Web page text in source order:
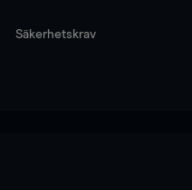
Säkerhetskrav